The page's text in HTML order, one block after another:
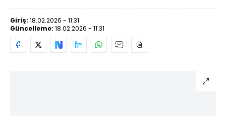
Giriş: 18.02.2026 - 11:31
Güncelleme: 18.02.2026 - 11:31